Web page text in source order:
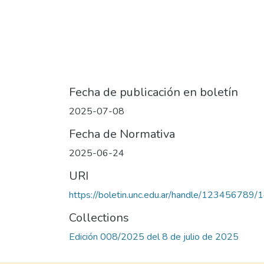
Fecha de publicación en boletín
2025-07-08
Fecha de Normativa
2025-06-24
URI
https://boletin.unc.edu.ar/handle/123456789/
Collections
Edición 008/2025 del 8 de julio de 2025